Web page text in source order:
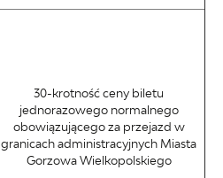
30-krotność ceny biletu
jednorazowego normalnego
obowiązującego za przejazd w
granicach administracyjnych Miasta
Gorzowa Wielkopolskiego